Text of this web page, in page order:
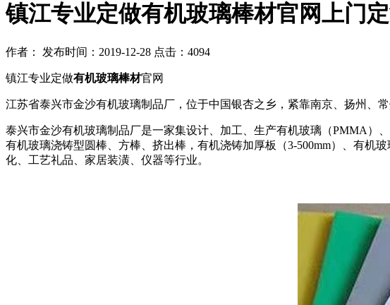
镇江专业定做有机玻璃棒材官网上门定
作者： 发布时间：2019-12-28 点击：4094
镇江专业定做有机玻璃棒材官网
江苏省泰兴市金沙有机玻璃制品厂，位于中国银杏之乡，紧靠南京、扬州、
泰兴市金沙有机玻璃制品厂是一家集设计、加工、生产有机玻璃（PMMA）
有机玻璃浇铸型圆棒、方棒、挤出棒，有机浇铸加厚板（3-500mm）、有机
化、工艺礼品、家居装潢、仪器等行业。